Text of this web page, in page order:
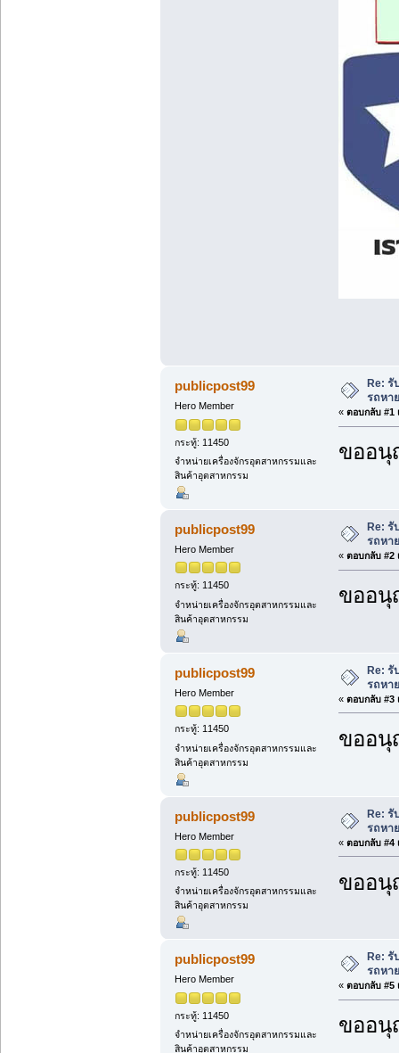
publicpost99
Hero Member
กระทู้: 11450
จำหน่ายเครื่องจักรอุตสาหกรรมและ
สินค้าอุตสาหกรรม
Re:
รถหา
« ตอบกลับ #1
ขออนุ
publicpost99
Hero Member
กระทู้: 11450
จำหน่ายเครื่องจักรอุตสาหกรรมและ
สินค้าอุตสาหกรรม
Re:
รถหา
« ตอบกลับ #2
ขออนุ
publicpost99
Hero Member
กระทู้: 11450
จำหน่ายเครื่องจักรอุตสาหกรรมและ
สินค้าอุตสาหกรรม
Re:
รถหา
« ตอบกลับ #3
ขออนุ
publicpost99
Hero Member
กระทู้: 11450
จำหน่ายเครื่องจักรอุตสาหกรรมและ
สินค้าอุตสาหกรรม
Re: รั
รถหา
« ตอบกลับ #4
ขออนุ
publicpost99
Hero Member
กระทู้: 11450
จำหน่ายเครื่องจักรอุตสาหกรรมและ
สินค้าอุตสาหกรรม
Re:
รถหา
« ตอบกลับ #5
ขออนุ